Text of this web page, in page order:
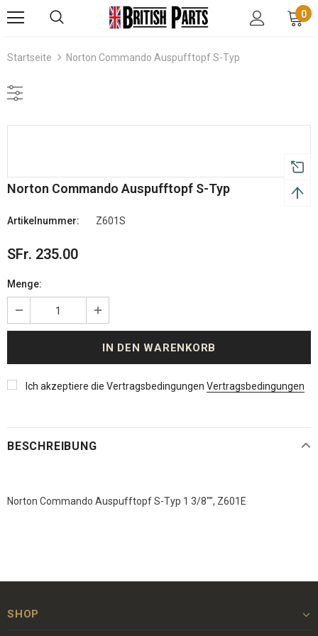
0
Startseite Norton Commando Auspufftopf S-Typ
Norton Commando Auspufftopf S-Typ
Artikelnummer: Z601S
SFr. 235.00
Menge:
Ich akzeptiere die Vertragsbedingungen Vertragsbedingungen
BESCHREIBUNG
Norton Commando Auspufftopf S-Typ 1 3/8"", Z601E
SHOP